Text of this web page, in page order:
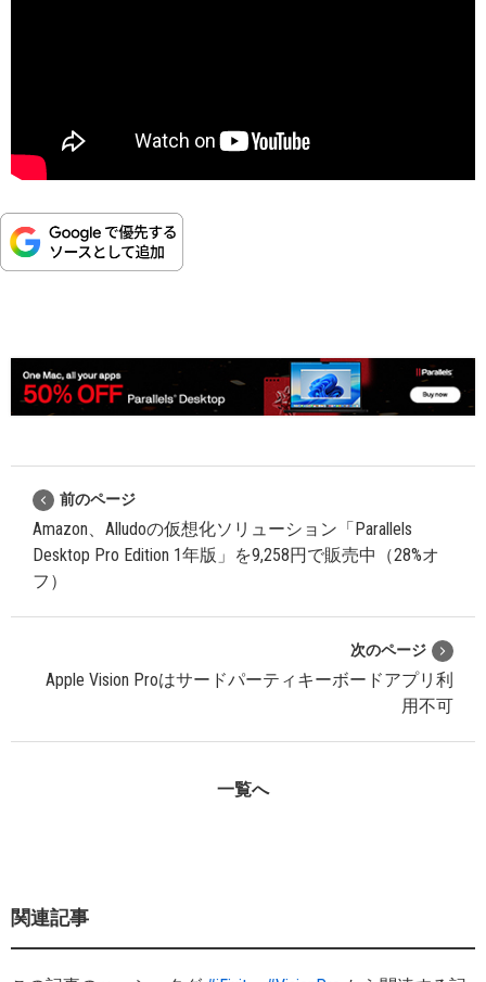
前のページ
Amazon、Alludoの仮想化ソリューション「Parallels
Desktop Pro Edition 1年版」を9,258円で販売中（28%オ
フ）
次のページ
Apple Vision Proはサードパーティキーボードアプリ利
用不可
一覧へ
関連記事